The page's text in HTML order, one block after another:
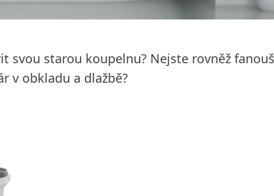
svou starou koupelnu? Nejste rovněž
v obkladu a dlažbě?